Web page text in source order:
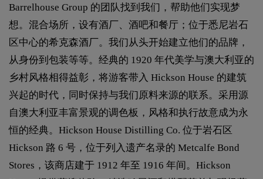
Barrelhouse Group 的团队找到我们，帮助他们实现梦
想。混合场所，设有酒厂、酒吧和餐厅；位于悉尼岩石
区中心的希克森酒厂。我们从头开始建立他们的品牌，
从身份到包装等等。经典的 1920 年代美学与澳大利亚的
乡村风格相得益彰，将游客带入 Hickson House 的建筑
兴起的时代，同时保持与我们原料来源的联系。采用源
自澳大利亚丰富景观的调色板，风格和执行故意成为永
恒的经典。Hickson House Distilling Co. 位于岩石区
Hickson 路 6 号，位于列入遗产名录的 Metcalfe Bond
Stores，该商店建于 1912 年至 1916 年间。Hickson